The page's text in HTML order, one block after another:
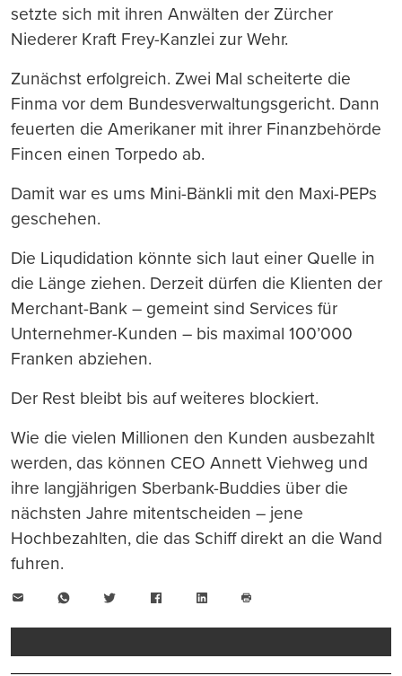
setzte sich mit ihren Anwälten der Zürcher
Niederer Kraft Frey-Kanzlei zur Wehr.
Zunächst erfolgreich. Zwei Mal scheiterte die
Finma vor dem Bundesverwaltungsgericht. Dann
feuerten die Amerikaner mit ihrer Finanzbehörde
Fincen einen Torpedo ab.
Damit war es ums Mini-Bänkli mit den Maxi-PEPs
geschehen.
Die Liqudidation könnte sich laut einer Quelle in
die Länge ziehen. Derzeit dürfen die Klienten der
Merchant-Bank – gemeint sind Services für
Unternehmer-Kunden – bis maximal 100’000
Franken abziehen.
Der Rest bleibt bis auf weiteres blockiert.
Wie die vielen Millionen den Kunden ausbezahlt
werden, das können CEO Annett Viehweg und
ihre langjährigen Sberbank-Buddies über die
nächsten Jahre mitentscheiden – jene
Hochbezahlten, die das Schiff direkt an die Wand
fuhren.
WhatsAppTwitter FacebookLinkedIn
drucken